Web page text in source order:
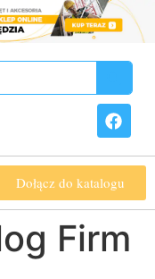
Dołącz do katalogu
Firm